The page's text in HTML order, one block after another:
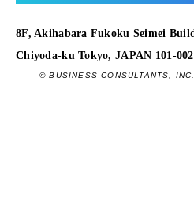
8F, Akihabara Fukoku Seimei
Chiyoda-ku Tokyo, JAPAN 101-
© BUSINESS CONSULTANTS,